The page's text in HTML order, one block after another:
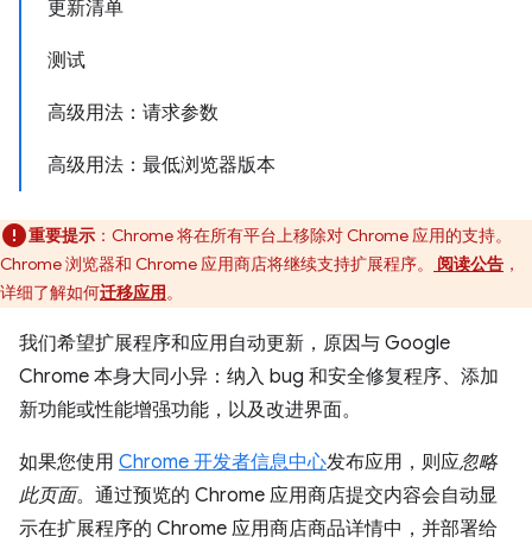
更新清单
测试
高级用法：请求参数
高级用法：最低浏览器版本
重要提示 ：Chrome 将在所有平台上移除对 Chrome 应用的支持。
Chrome 浏览器和 Chrome 应用商店将继续支持扩展程序。
阅读公告 ，
详细了解如何迁移应用。
我们希望扩展程序和应用自动更新，原因与 Google
Chrome 本身大同小异：纳入 bug 和安全修复程序、添加
新功能或性能增强功能，以及改进界面。
如果您使用 Chrome 开发者信息中心发布应用，则应忽略
此页面。通过预览的 Chrome 应用商店提交内容会自动显
示在扩展程序的 Chrome 应用商店商品详情中，并部署给